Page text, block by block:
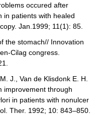
occured after
in patients with healed
Jan.1999; 11(1): 85.
the stomach// Innovation
Cilag congress.
J., Van de Klisdonk E. H.
improvement through
in patients with nonulcer
Ther. 1992; 10: 843–850.